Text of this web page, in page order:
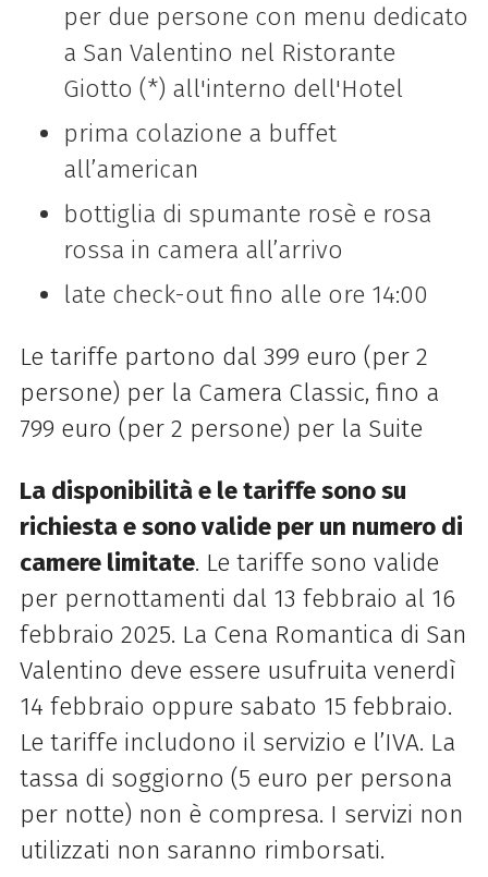
per due persone con menu dedicato
a San Valentino nel Ristorante
Giotto (*) all'interno dell'Hotel
prima colazione a buffet
all’american
bottiglia di spumante rosè e rosa
rossa in camera all’arrivo
late check-out fino alle ore 14:00
Le tariffe partono dal 399 euro (per 2
persone) per la Camera Classic, fino a
799 euro (per 2 persone) per la Suite
La disponibilità e le tariffe sono su
richiesta e sono valide per un numero di
camere limitate. Le tariffe sono valide
per pernottamenti dal 13 febbraio al 16
febbraio 2025. La Cena Romantica di San
Valentino deve essere usufruita venerdì
14 febbraio oppure sabato 15 febbraio.
Le tariffe includono il servizio e l’IVA. La
tassa di soggiorno (5 euro per persona
per notte) non è compresa. I servizi non
utilizzati non saranno rimborsati.